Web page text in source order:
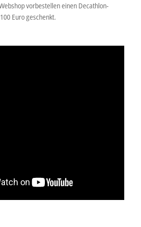
vorbestellen einen Decathlon-
Euro geschenkt.